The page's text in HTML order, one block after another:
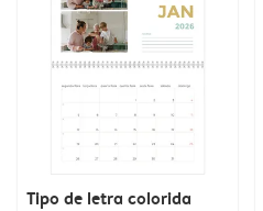
Tipo de letra colorida